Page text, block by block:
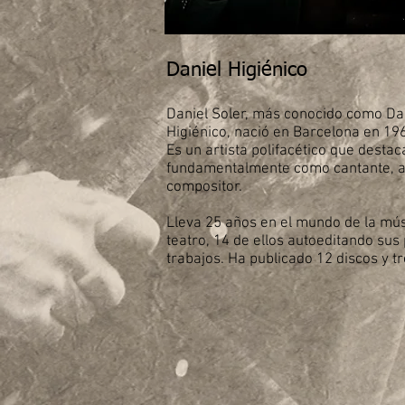
Daniel Higiénico
Daniel Soler, más conocido como
Higiénico, nació en Barcelona en
Es un artista polifacético que
fundamentalmente como cantante,
compositor.
Lleva 25 años en el mundo de la
teatro, 14 de ellos autoeditando sus
trabajos. Ha publicado 12 discos y